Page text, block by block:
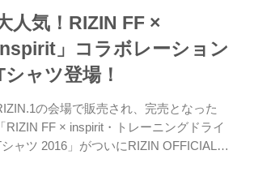
ト販売される予定だ（今回の刃牙バージ
ンを含む、4月大会、7月大会、10月大会
４枚）。 会場での発売になるので、この
チャンスを見逃すな！ 4大会セット販売
人気！RIZIN FF ×
」コラボレーション
シャツ登場！
の会場で販売され、完売となった
「RIZIN FF × inspirit・トレーニングドライ
ャツ 2016」がついにRIZIN OFFICIAL